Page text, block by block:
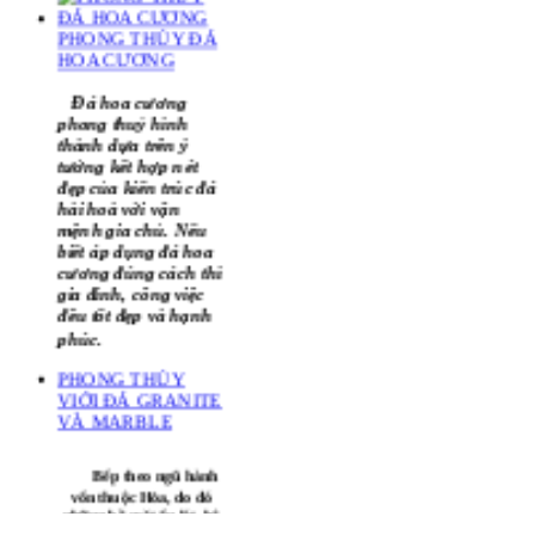
đều sự may mắn giữa
các phần trong nhà.
PHONG THỦY ĐÁ
HOA CƯƠNG
Đá hoa cương
phong thuỷ hình
thành dựa trên ý
tưởng kết hợp nét
đẹp của kiến trúc đá
hài hoà với vận
mệnh gia chủ. Nếu
biết áp dụng đá hoa
cương đúng cách thì
gia đình, công việc
đều tốt đẹp và hạnh
phúc.
VIỚI ĐÁ GRANITE
VÀ MARBLE